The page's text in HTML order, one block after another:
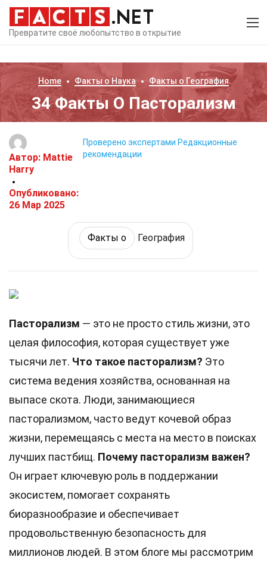
Превратите своё любопытство в открытие
Home Факты о Наука Факты о География
34 Факты О Пасторализм
Автор: Mattie
Harry
Опубликовано:
26 Мар 2025
Проверено экспертами Редакционные
рекомендации
Факты о География
Пасторализм — это не просто стиль жизни, это
целая философия, которая существует уже
тысячи лет. Что такое пасторализм? Это
система ведения хозяйства, основанная на
выпасе скота. Люди, занимающиеся
пасторализмом, часто ведут кочевой образ
жизни, перемещаясь с места на место в поисках
лучших пастбищ. Почему пасторализм важен?
Он играет ключевую роль в поддержании
экосистем, помогает сохранять
биоразнообразие и обеспечивает
продовольственную безопасность для
миллионов людей. В этом блоге мы рассмотрим